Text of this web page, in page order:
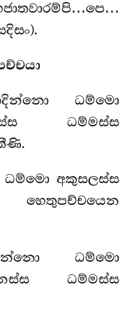
ධම්මො
ධම්මස්ස
අකුසලස්ස
හෙතුපච්චයෙන
ධම්මො
ධම්මස්ස